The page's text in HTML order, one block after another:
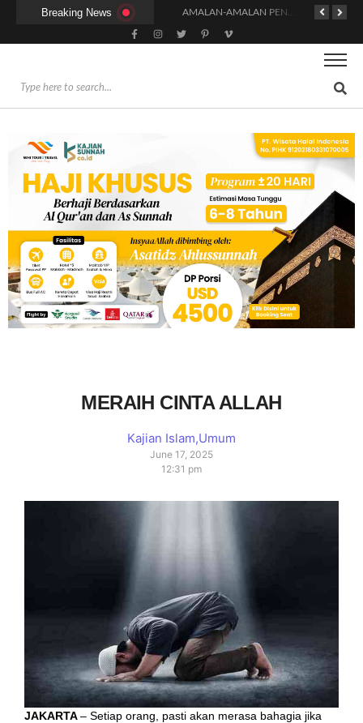
Breaking News
MERAIH CINTA ALLAH
Kajian Islam,Umum
June 17, 2025
12:31 pm
JAKARTA– Setiap orang, pasti akan merasa bahagia jika